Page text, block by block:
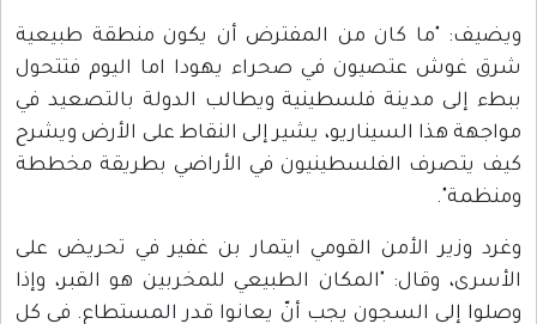
ويضيف: "ما كان من المفترض أن يكون منطقة طبيعية
شرق غوش عتصيون في صحراء يهودا اما اليوم فتتحول
ببطء إلى مدينة فلسطينية ويطالب الدولة بالتصعيد في
مواجهة هذا السيناريو، يشير إلى النقاط على الأرض ويشرح
كيف يتصرف الفلسطينيون في الأراضي بطريقة مخططة
ومنظمة".
وغرد وزير الأمن القومي ايتمار بن غفير في تحريض على
الأسرى، وقال: "المكان الطبيعي للمخربين هو القبر، وإذا
وصلوا إلى السجون يجب أنّ يعانوا قدر المستطاع. في كل